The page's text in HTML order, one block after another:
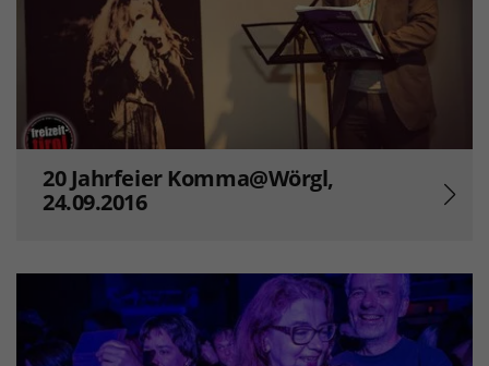
20 Jahrfeier Komma@Wörgl,
24.09.2016